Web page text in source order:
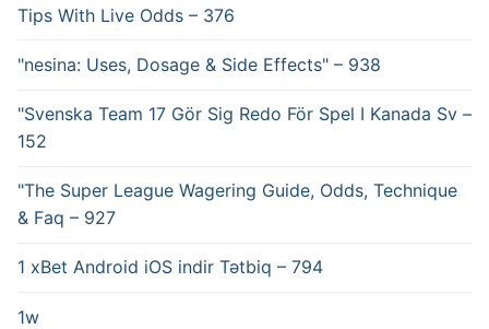
Tips With Live Odds – 376
"nesina: Uses, Dosage & Side Effects" – 938
"Svenska Team 17 Gör Sig Redo För Spel I Kanada Sv –
152
"The Super League Wagering Guide, Odds, Technique
& Faq – 927
1 xBet Android iOS indir Tətbiq – 794
1w